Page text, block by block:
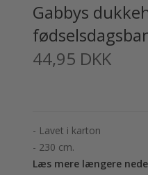
Gabbys
44,95 DKK
- Lavet i karton
- 230 cm.
Læs mere længere